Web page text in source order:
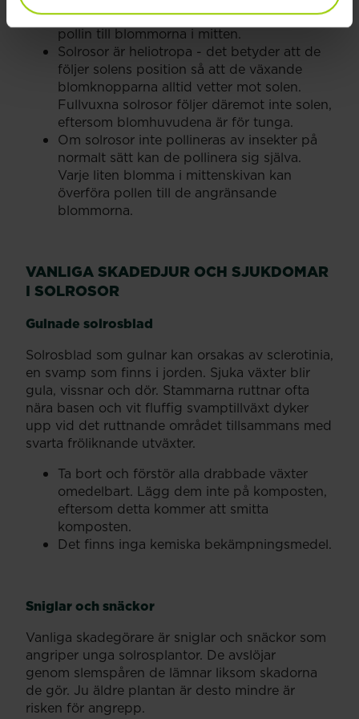
runt solrosens kant finns där för att locka
pollin till blommorna i mitten.
Solrosor är heliotropa - det betyder att de
följer solens position så att de växande
blomknopparna alltid vetter mot solen.
Fullvuxna solrosor följer däremot inte solen,
eftersom blomhuvudena är för tunga.
Om solrosor inte pollineras av insekter på
normalt sätt kan de pollinera sig själva.
Varje liten blomma i mittenskivan kan
överföra pollen till de angränsande
blommorna.
VANLIGA SKADEDJUR OCH SJUKDOMAR
I SOLROSOR
Gulnade solrosblad
Solrosblad som gulnar kan orsakas av sclerotinia,
en svamp som finns i jorden. Sjuka växter blir
gula, vissnar och dör. Stammarna ruttnar ofta
nära basen och vit fluffig svamptillväxt dyker
upp vid det ruttnande området tillsammans med
svarta fröliknande utväxter.
Ta bort och förstör alla drabbade växter
omedelbart. Lägg dem inte på komposten,
eftersom detta kommer att smitta
komposten.
Det finns inga kemiska bekämpningsmedel.
Sniglar och snäckor
Vanliga skadegörare är sniglar och snäckor som
angriper unga solrosplantor. De avslöjar
genom slemspåren de lämnar liksom skadorna
de gör. Ju äldre plantan är desto mindre är
risken för angrepp.